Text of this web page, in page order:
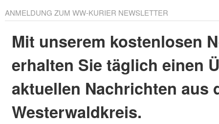
ANMELDUNG ZUM WW-KURIER NEWSLETTER
Mit unserem kostenlosen
erhalten Sie täglich einen
aktuellen Nachrichten aus
Westerwaldkreis.